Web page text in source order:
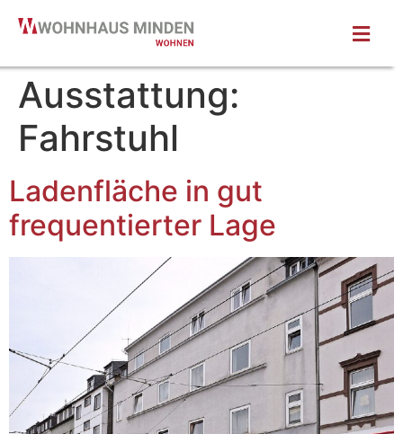
Ausstattung:
Fahrstuhl
Ladenfläche in gut
frequentierter Lage